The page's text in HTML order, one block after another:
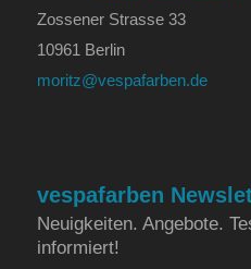
Zossener Strasse 33
10961 Berlin
moritz@vespafarben.de
vespafarben
Neuigkeiten. Angebote.
informiert!